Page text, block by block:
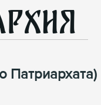
Патриархата)